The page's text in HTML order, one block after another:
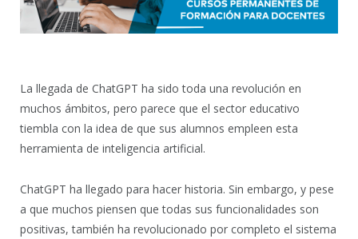
La llegada de ChatGPT ha sido toda una revolución en
muchos ámbitos, pero parece que el sector educativo
tiembla con la idea de que sus alumnos empleen esta
herramienta de inteligencia artificial.
ChatGPT ha llegado para hacer historia. Sin embargo, y pese
a que muchos piensen que todas sus funcionalidades son
positivas, también ha revolucionado por completo el sistema